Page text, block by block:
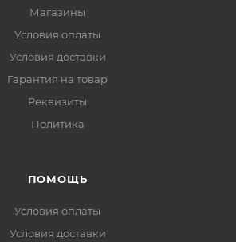
Магазины
Условия оплаты
Условия доставки
Гарантия на товар
Реквизиты
Политика
ПОМОЩЬ
Условия оплаты
Условия доставки